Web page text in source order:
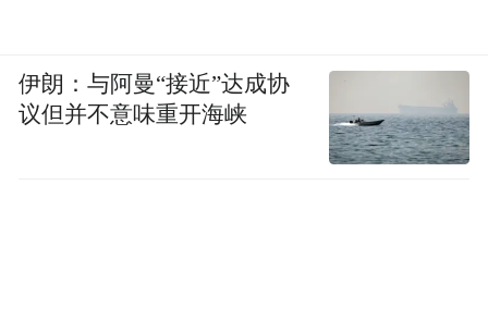
伊朗：与阿曼“接近”达成协
议但并不意味重开海峡